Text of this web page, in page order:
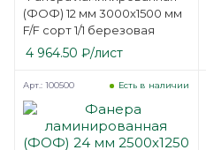
(ФОФ) 12 мм 3000х1500 мм
F/F сорт 1/1 березовая
4 964.50 ₽/лист
Есть в наличии
Арт.: 100500